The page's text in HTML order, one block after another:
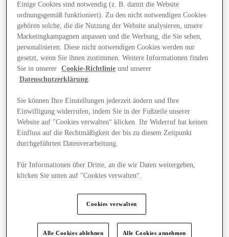
Angebote
Einige Cookies sind notwendig (z. B. damit die Website
ordnungsgemäß funktioniert). Zu den nicht notwendigen Cookies
gehören solche, die die Nutzung der Website analysieren, unsere
Marketingkampagnen anpassen und die Werbung, die Sie sehen,
personalisieren. Diese nicht notwendigen Cookies werden nur
gesetzt, wenn Sie ihnen zustimmen. Weitere Informationen finden
Sie in unserer
Cookie-Richtlinie und unserer
Datenschutzerklärung.
Sie können Ihre Einstellungen jederzeit ändern und Ihre
Einwilligung widerrufen, indem Sie in der Fußzeile unserer
Website auf "Cookies verwalten“ klicken. Ihr Widerruf hat keinen
Einfluss auf die Rechtmäßigkeit der bis zu diesem Zeitpunkt
durchgeführten Datenverarbeitung.
Für Informationen über Dritte, an die wir Daten weitergeben,
klicken Sie unten auf "Cookies verwalten“.
Cookies verwalten
Alle Cookies ablehnen Alle Cookies annehmen